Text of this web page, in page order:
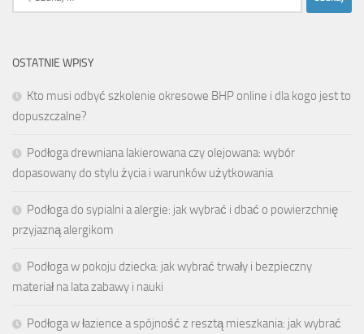
OSTATNIE WPISY
Kto musi odbyć szkolenie okresowe BHP online i dla kogo jest to
dopuszczalne?
Podłoga drewniana lakierowana czy olejowana: wybór
dopasowany do stylu życia i warunków użytkowania
Podłoga do sypialni a alergie: jak wybrać i dbać o powierzchnię
przyjazną alergikom
Podłoga w pokoju dziecka: jak wybrać trwały i bezpieczny
materiał na lata zabawy i nauki
Podłoga w łazience a spójność z resztą mieszkania: jak wybrać